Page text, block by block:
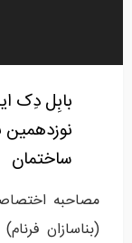
بابِل دِک
ساختمان
(بناسازان